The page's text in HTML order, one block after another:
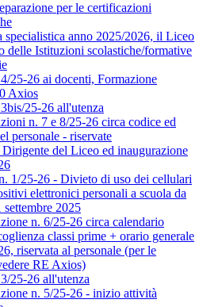
per le certificazioni
specialistica anno 2025/2026, il Liceo
delle Istituzioni scolastiche/formative
25-26 ai docenti, Formazione
Axios
25-26 all'utenza
n. 7 e 8/25-26 circa codice ed
personale - riservate
Dirigente del Liceo ed inaugurazione
1/25-26 - Divieto di uso dei cellulari
elettronici personali a scuola da
settembre 2025
n. 6/25-26 circa calendario
classi prime + orario generale
riservata al personale (per le
RE Axios)
25-26 all'utenza
n. 5/25-26 - inizio attività